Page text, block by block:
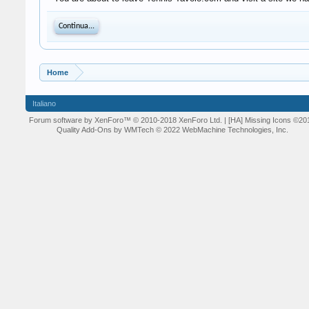
Continua...
Home
Italiano
Forum software by XenForo™ © 2010-2018 XenForo Ltd. | [HA] Missing Icons
Quality Add-Ons by WMTech © 2022 WebMachine Technologies, Inc.